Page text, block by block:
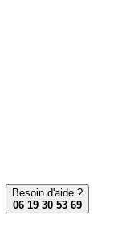
Besoin d'aide ?
06 19 30 53 69